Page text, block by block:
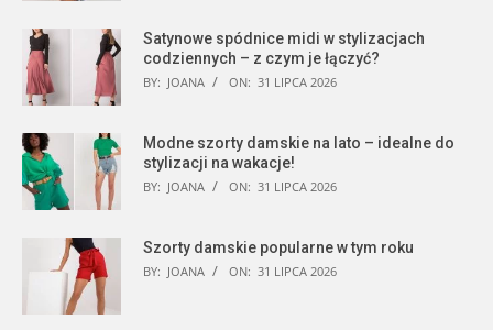
Satynowe spódnice midi w stylizacjach
codziennych – z czym je łączyć?
BY: JOANA ON: 31 LIPCA 2026
Modne szorty damskie na lato – idealne do
stylizacji na wakacje!
BY: JOANA ON: 31 LIPCA 2026
Szorty damskie popularne w tym roku
BY: JOANA ON: 31 LIPCA 2026